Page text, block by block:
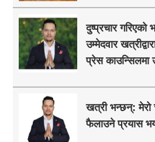
दुष्प्रचार गरिएको
उम्मेदवार
प्रेस काउन्सिलमा
खत्री भन्छन्: मेरो
फैलाउने प्रयास